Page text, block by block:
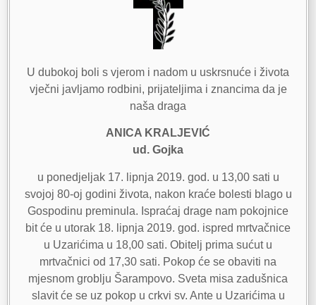
U dubokoj boli s vjerom i nadom u uskrsnuće i života
vječni javljamo rodbini, prijateljima i znancima da je
naša draga
ANICA KRALJEVIĆ
ud. Gojka
u ponedjeljak 17. lipnja 2019. god. u 13,00 sati u
svojoj 80-oj godini života, nakon kraće bolesti blago u
Gospodinu preminula. Ispraćaj drage nam pokojnice
bit će u utorak 18. lipnja 2019. god. ispred mrtvačnice
u Uzarićima u 18,00 sati. Obitelj prima sućut u
mrtvačnici od 17,30 sati. Pokop će se obaviti na
mjesnom groblju Šarampovo. Sveta misa zadušnica
slavit će se uz pokop u crkvi sv. Ante u Uzarićima u